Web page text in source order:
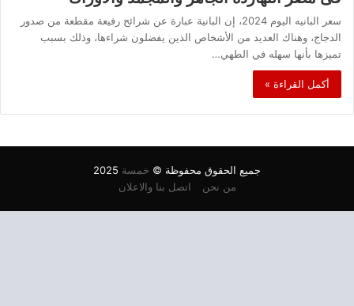
سعر البانيه اليوم 2024، إن البانية عبارة عن شرائح رفيعة مقطعة من صدور
الدجاج، وهناك العديد من الأشخاص الذين يفضلون شراءها، وذلك بسبب
تميزها بأنها سهله في الطهي…
أكمل القراءة »
جميع الحقوق محفوظة © خمسة
من نحن
اتصل بنا والاعلان